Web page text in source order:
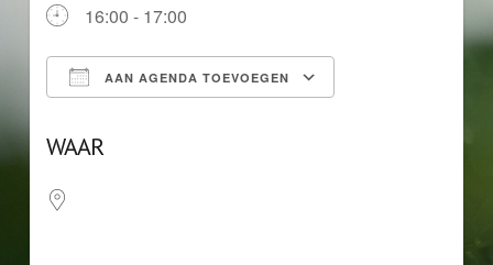
16:00 - 17:00
AAN AGENDA TOEVOEGEN
WAAR